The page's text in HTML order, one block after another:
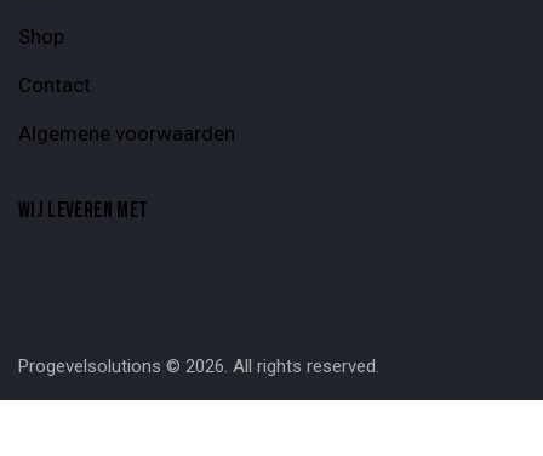
Shop
Contact
Algemene voorwaarden
WIJ LEVEREN MET
Progevelsolutions © 2026. All rights reserved.